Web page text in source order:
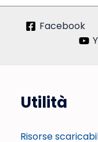
Facebook
Utilità
Risorse